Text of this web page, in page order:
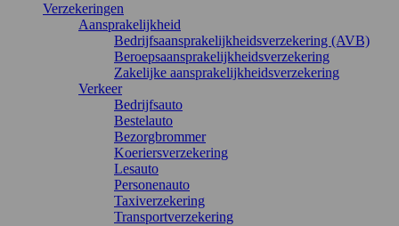
Verzekeringen
Aansprakelijkheid
Bedrijfsaansprakelijkheidsverzekering (AVB)
Beroepsaansprakelijkheidsverzekering
Zakelijke aansprakelijkheidsverzekering
Verkeer
Bedrijfsauto
Bestelauto
Bezorgbrommer
Koeriersverzekering
Lesauto
Personenauto
Taxiverzekering
Transportverzekering